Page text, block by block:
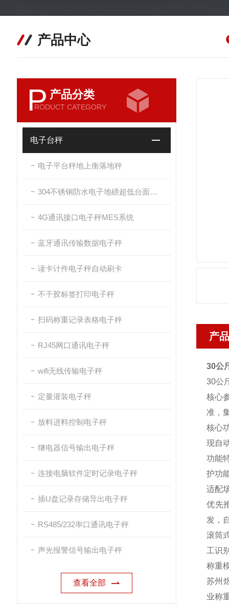
产品中心
P 产品分类
RODUCT CATEGORY
电子台秤
电子平台秤地上衡落地秤
304不锈钢防水电子地磅超低台面带斜坡
4G通讯接口电子秤MES系统
蓝牙通讯传输数据电子秤
读卡计件电子秤自动刷卡
不干胶标签打印电子秤
扫码称重记录表格电子秤
RJ45网口通讯电子秤
wifi无线传输电子秤
定量灌装电子秤
放料进料控制电子秤
继电器信号输出电子秤
连接电脑软件定时记录电子秤
插U盘记录存储导出电子秤
RS485/232串口通讯电子秤
声光报警信号输出电子秤
查看全部
产
30公
30公
核心
准，
核心
现自
功能
护功
适配
优先
发，
滚筒
工识
称重
苏州
业称